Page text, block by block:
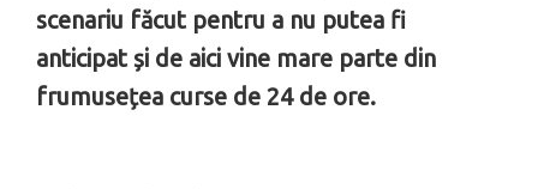
scenariu făcut pentru a nu putea fi
anticipat și de aici vine mare parte din
frumusețea curse de 24 de ore.